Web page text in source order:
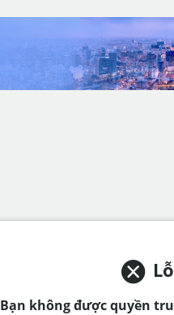
Bạn không được quyền